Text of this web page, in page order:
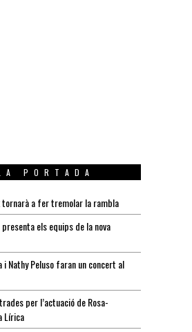
PORTADA
tornarà a fer tremolar la rambla
presenta els equips de la nova
i Nathy Peluso faran un concert al
per l’actuació de Rosa-
Lírica